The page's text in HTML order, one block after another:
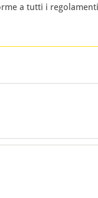
a tutti i